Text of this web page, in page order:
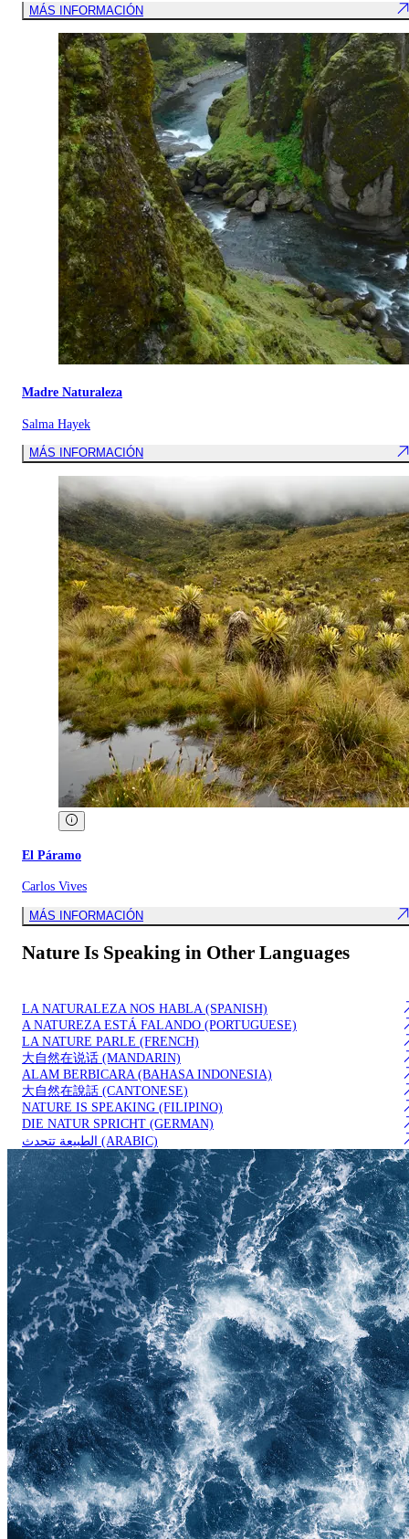
MÁS INFORMACIÓN
Madre Naturaleza
Salma Hayek
MÁS INFORMACIÓN
El Páramo
Carlos Vives
MÁS INFORMACIÓN
Nature Is Speaking in Other Languages
LA NATURALEZA NOS HABLA (SPANISH)
A N​A​TUR​EZA ​E​STÁ FALANDO (PORTUGUESE)
LA NATURE PARLE (FRENCH)
​大自然在说话 (MANDARIN)
​ALAM BERBICARA (BAHASA INDONESIA)
​大自然在說話 (CANTONESE)
NATURE IS SPEAKING (FILIPINO)
DIE NATUR SPRICHT​ (GERMAN)
الطبيعة تتحدث (ARABIC)